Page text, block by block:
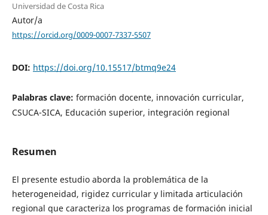
Universidad de Costa Rica
Autor/a
https://orcid.org/0009-0007-7337-5507
DOI: https://doi.org/10.15517/btmq9e24
Palabras clave: formación docente, innovación curricular,
CSUCA-SICA, Educación superior, integración regional
Resumen
El presente estudio aborda la problemática de la
heterogeneidad, rigidez curricular y limitada articulación
regional que caracteriza los programas de formación inicial